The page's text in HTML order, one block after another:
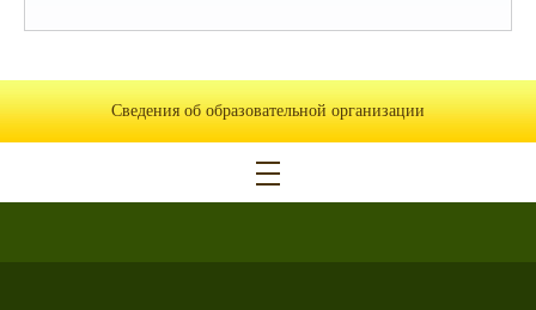
Сведения об образовательной организации